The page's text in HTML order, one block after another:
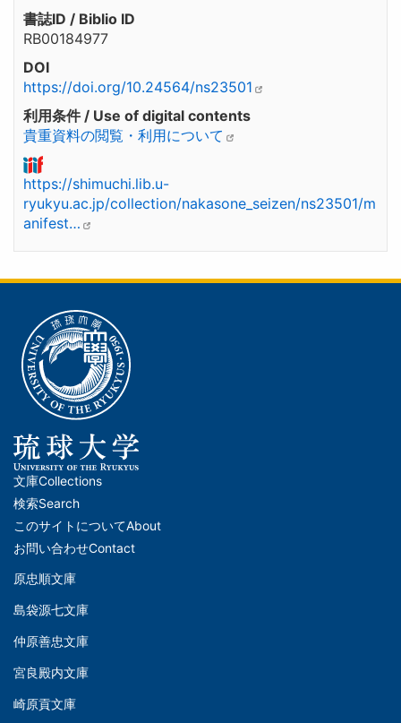
書誌ID / Biblio ID
RB00184977
DOI
https://doi.org/10.24564/ns23501
利用条件 / Use of digital contents
貴重資料の閲覧・利用について
https://shimuchi.lib.u-
ryukyu.ac.jp/collection/nakasone_seizen/ns23501/m
anifest…
メ
イ
ン
ナ
ビ
ー
シ
ョ
文庫Collections
検索Search
このサイトについてAbout
お問い合わせContact
文
(Left)
原忠順文庫
島袋源七文庫
仲原善忠文庫
文
宮良殿内文庫
崎原貢文庫